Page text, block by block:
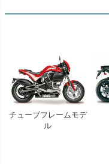
チューブフレームモデ
ル